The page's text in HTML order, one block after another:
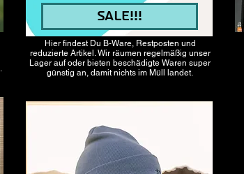
SALE!!!
Hier findest Du B-Ware, Restposten und
reduzierte Artikel. Wir räumen regelmäßig unser
Lager auf oder bieten beschädigte Waren super
günstig an, damit nichts im Müll landet.